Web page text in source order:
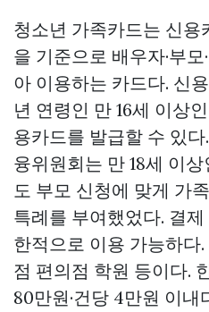
청소년 가족카드는 신용
을 기준으로 배우자·부
아 이용하는 카드다. 신
년 연령인 만 16세 이상
용카드를 발급할 수 있
융위원회는 만 18세 이
도 부모 신청에 맞게 가
특례를 부여했었다. 결
한적으로 이용 가능하다
점 편의점 학원 등이다.
80만원·건당 4만원 이내